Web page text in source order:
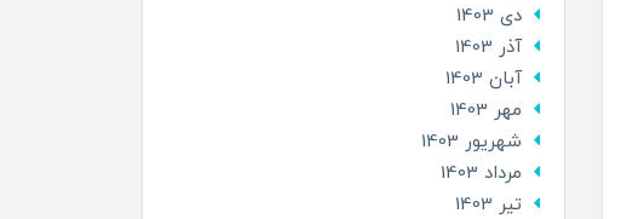
دی 1403
آذر 1403
آبان 1403
مهر 1403
شهریور 1403
مرداد 1403
تير 1403